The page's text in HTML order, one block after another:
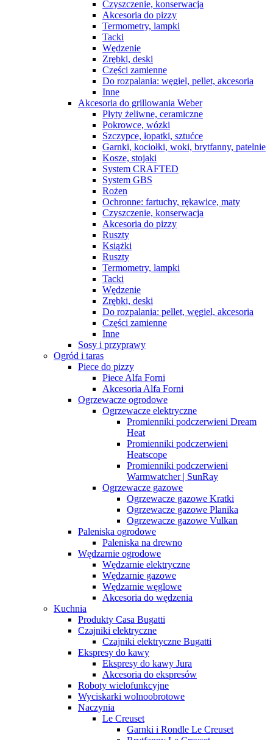
Czyszczenie, konserwacja
Akcesoria do pizzy
Termometry, lampki
Tacki
Wędzenie
Zrębki, deski
Części zamienne
Do rozpalania: węgiel, pellet, akcesoria
Inne
Akcesoria do grillowania Weber
Płyty żeliwne, ceramiczne
Pokrowce, wózki
Szczypce, łopatki, sztućce
Garnki, kociołki, woki, brytfanny, patelnie
Kosze, stojaki
System CRAFTED
System GBS
Rożen
Ochronne: fartuchy, rękawice, maty
Czyszczenie, konserwacja
Akcesoria do pizzy
Ruszty
Książki
Ruszty
Termometry, lampki
Tacki
Wędzenie
Zrębki, deski
Do rozpalania: pellet, węgiel, akcesoria
Części zamienne
Inne
Sosy i przyprawy
Ogród i taras
Piece do pizzy
Piece Alfa Forni
Akcesoria Alfa Forni
Ogrzewacze ogrodowe
Ogrzewacze elektryczne
Promienniki podczerwieni Dream
Heat
Promienniki podczerwieni
Heatscope
Promienniki podczerwieni
Warmwatcher | SunRay
Ogrzewacze gazowe
Ogrzewacze gazowe Kratki
Ogrzewacze gazowe Planika
Ogrzewacze gazowe Vulkan
Paleniska ogrodowe
Paleniska na drewno
Wędzarnie ogrodowe
Wędzarnie elektryczne
Wędzarnie gazowe
Wędzarnie węglowe
Akcesoria do wędzenia
Kuchnia
Produkty Casa Bugatti
Czajniki elektryczne
Czajniki elektryczne Bugatti
Ekspresy do kawy
Ekspresy do kawy Jura
Akcesoria do ekspresów
Roboty wielofunkcyjne
Wyciskarki wolnoobrotowe
Naczynia
Le Creuset
Garnki i Rondle Le Creuset